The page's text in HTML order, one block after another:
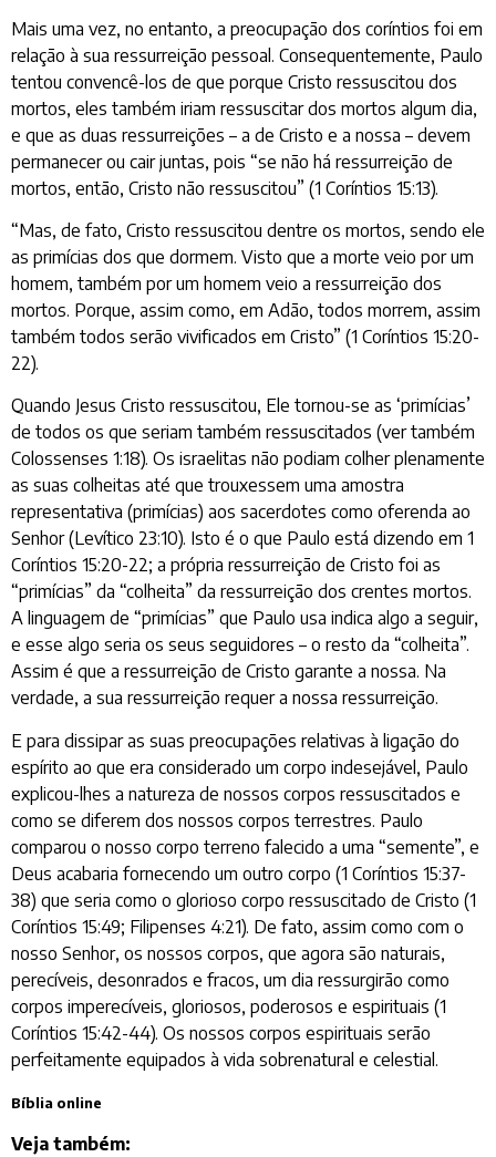
Mais uma vez, no entanto, a preocupação dos coríntios foi em
relação à sua ressurreição pessoal. Consequentemente, Paulo
tentou convencê-los de que porque Cristo ressuscitou dos
mortos, eles também iriam ressuscitar dos mortos algum dia,
e que as duas ressurreições – a de Cristo e a nossa – devem
permanecer ou cair juntas, pois “se não há ressurreição de
mortos, então, Cristo não ressuscitou” (1 Coríntios 15:13).
“Mas, de fato, Cristo ressuscitou dentre os mortos, sendo ele
as primícias dos que dormem. Visto que a morte veio por um
homem, também por um homem veio a ressurreição dos
mortos. Porque, assim como, em Adão, todos morrem, assim
também todos serão vivificados em Cristo” (1 Coríntios 15:20-
22).
Quando Jesus Cristo ressuscitou, Ele tornou-se as ‘primícias’
de todos os que seriam também ressuscitados (ver também
Colossenses 1:18). Os israelitas não podiam colher plenamente
as suas colheitas até que trouxessem uma amostra
representativa (primícias) aos sacerdotes como oferenda ao
Senhor (Levítico 23:10). Isto é o que Paulo está dizendo em 1
Coríntios 15:20-22; a própria ressurreição de Cristo foi as
“primícias” da “colheita” da ressurreição dos crentes mortos.
A linguagem de “primícias” que Paulo usa indica algo a seguir,
e esse algo seria os seus seguidores – o resto da “colheita”.
Assim é que a ressurreição de Cristo garante a nossa. Na
verdade, a sua ressurreição requer a nossa ressurreição.
E para dissipar as suas preocupações relativas à ligação do
espírito ao que era considerado um corpo indesejável, Paulo
explicou-lhes a natureza de nossos corpos ressuscitados e
como se diferem dos nossos corpos terrestres. Paulo
comparou o nosso corpo terreno falecido a uma “semente”, e
Deus acabaria fornecendo um outro corpo (1 Coríntios 15:37-
38) que seria como o glorioso corpo ressuscitado de Cristo (1
Coríntios 15:49; Filipenses 4:21). De fato, assim como com o
nosso Senhor, os nossos corpos, que agora são naturais,
perecíveis, desonrados e fracos, um dia ressurgirão como
corpos imperecíveis, gloriosos, poderosos e espirituais (1
Coríntios 15:42-44). Os nossos corpos espirituais serão
perfeitamente equipados à vida sobrenatural e celestial.
Bíblia online
Veja também: